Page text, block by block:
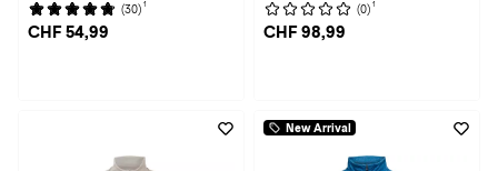
(30) 1
CHF 54,99
(0) 1
CHF 98,99
New Arrival